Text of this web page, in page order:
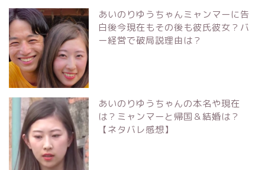
あいのりゆうちゃんミャンマーに告
白後今現在もその後も彼氏彼女？バ
ー経営で破局説理由は？
あいのりゆうちゃんの本名や現在
は？ミャンマーと帰国＆結婚は？
【ネタバレ感想】